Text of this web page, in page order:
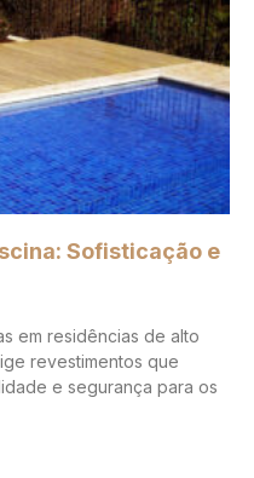
Sofisticação e
em residências de alto
revestimentos que
e segurança para os